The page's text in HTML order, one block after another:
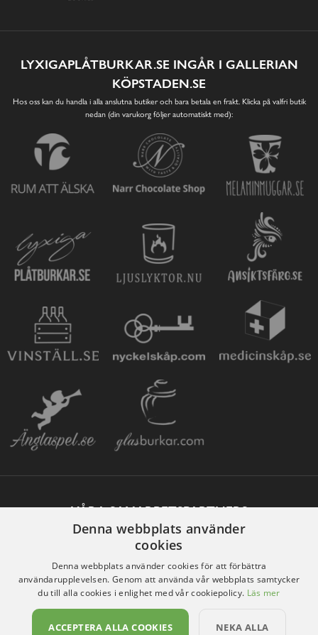
LYXIGAPLÅTBURKAR.SE INGÅR I GALLERIAN
KÖPSTADEN.SE
Hos oss kan du handla i alla anslutna butiker och bara betala en frakt. Klicka på valfri butik
nedan (din varukorg följer automatiskt med):
VÅRA SAMARBETSPARTNERS
Denna webbplats använder
cookies
Denna webbplats använder cookies för att förbättra
användarupplevelsen. Genom att använda vår webbplats samtycker
du till alla cookies i enlighet med vår cookiepolicy. Läs mer
ACCEPTERA ALLA COOKIES NEKA ALLA